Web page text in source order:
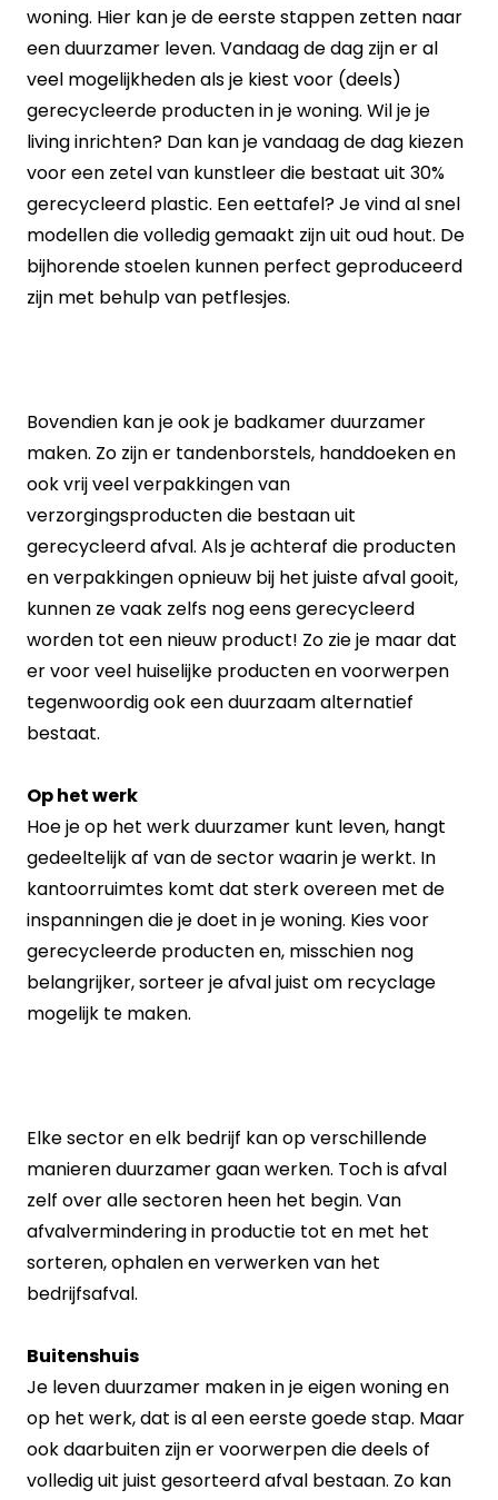
woning. Hier kan je de eerste stappen zetten naar
een duurzamer leven. Vandaag de dag zijn er al
veel mogelijkheden als je kiest voor (deels)
gerecycleerde producten in je woning. Wil je je
living inrichten? Dan kan je vandaag de dag kiezen
voor een zetel van kunstleer die bestaat uit 30%
gerecycleerd plastic. Een eettafel? Je vind al snel
modellen die volledig gemaakt zijn uit oud hout. De
bijhorende stoelen kunnen perfect geproduceerd
zijn met behulp van petflesjes.
Bovendien kan je ook je badkamer duurzamer
maken. Zo zijn er tandenborstels, handdoeken en
ook vrij veel verpakkingen van
verzorgingsproducten die bestaan uit
gerecycleerd afval. Als je achteraf die producten
en verpakkingen opnieuw bij het juiste afval gooit,
kunnen ze vaak zelfs nog eens gerecycleerd
worden tot een nieuw product! Zo zie je maar dat
er voor veel huiselijke producten en voorwerpen
tegenwoordig ook een duurzaam alternatief
bestaat.
Op het werk
Hoe je op het werk duurzamer kunt leven, hangt
gedeeltelijk af van de sector waarin je werkt. In
kantoorruimtes komt dat sterk overeen met de
inspanningen die je doet in je woning. Kies voor
gerecycleerde producten en, misschien nog
belangrijker, sorteer je afval juist om recyclage
mogelijk te maken.
Elke sector en elk bedrijf kan op verschillende
manieren duurzamer gaan werken. Toch is afval
zelf over alle sectoren heen het begin. Van
afvalvermindering in productie tot en met het
sorteren, ophalen en verwerken van het
bedrijfsafval.
Buitenshuis
Je leven duurzamer maken in je eigen woning en
op het werk, dat is al een eerste goede stap. Maar
ook daarbuiten zijn er voorwerpen die deels of
volledig uit juist gesorteerd afval bestaan. Zo kan